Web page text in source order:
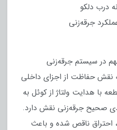
درب دلکو
جرقه‌زنی
در سیستم جرقه‌زنی
حفاظت از اجزای داخلی
با هدایت ولتاژ از کوئل به
صحیح جرقه‌زنی نقش دارد.
احتراق ناقص شده و باعث